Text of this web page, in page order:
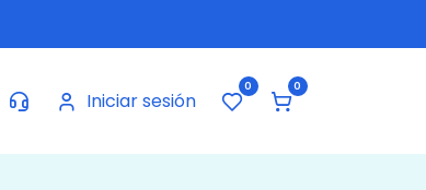
Iniciar sesión
0 0